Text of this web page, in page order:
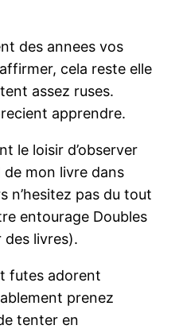
des annees vos
cela reste elle
assez ruses.
apprendre.
le loisir d’observer
de mon livre dans
n’hesitez pas du tout
entourage Doubles
des livres).
futes adorent
prenez
tenter en